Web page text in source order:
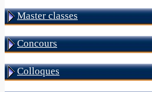
Master classes
Concours
Colloques